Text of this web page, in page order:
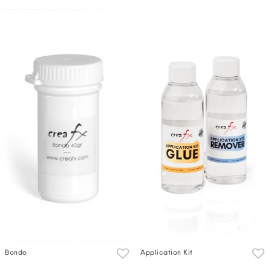
Bondo Application Kit